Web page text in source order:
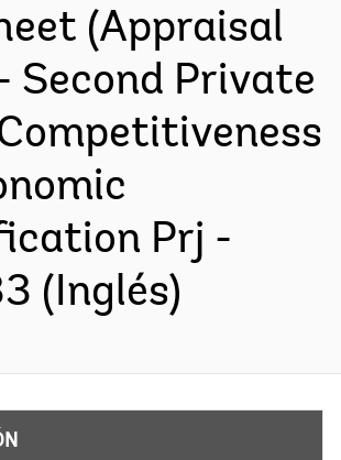
(Appraisal
Second Private
Prj -
(Inglés)